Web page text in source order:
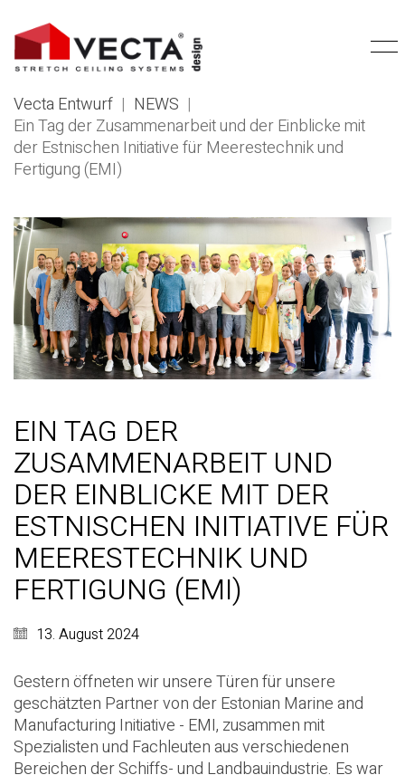
Vecta Entwurf | NEWS |
Ein Tag der Zusammenarbeit und der Einblicke mit
der Estnischen Initiative für Meerestechnik und
Fertigung (EMI)
EIN TAG DER
ZUSAMMENARBEIT UND
DER EINBLICKE MIT DER
ESTNISCHEN INITIATIVE FÜR
MEERESTECHNIK UND
FERTIGUNG (EMI)
13. August 2024
Gestern öffneten wir unsere Türen für unsere
geschätzten Partner von der Estonian Marine and
Manufacturing Initiative - EMI, zusammen mit
Spezialisten und Fachleuten aus verschiedenen
Bereichen der Schiffs- und Landbauindustrie. Es war